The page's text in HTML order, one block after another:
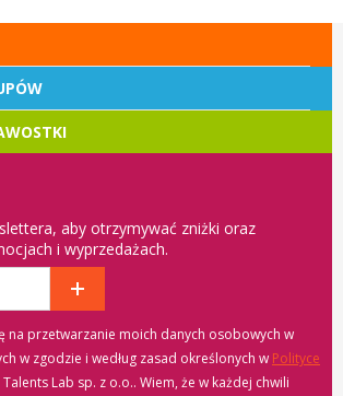
aby otrzymywać zniżki oraz
i wyprzedażach.
na przetwarzanie moich danych osobowych w
w zgodzie i według zasad określonych w Polityce
5 Talents Lab sp. z o.o.. Wiem, że w każdej chwili